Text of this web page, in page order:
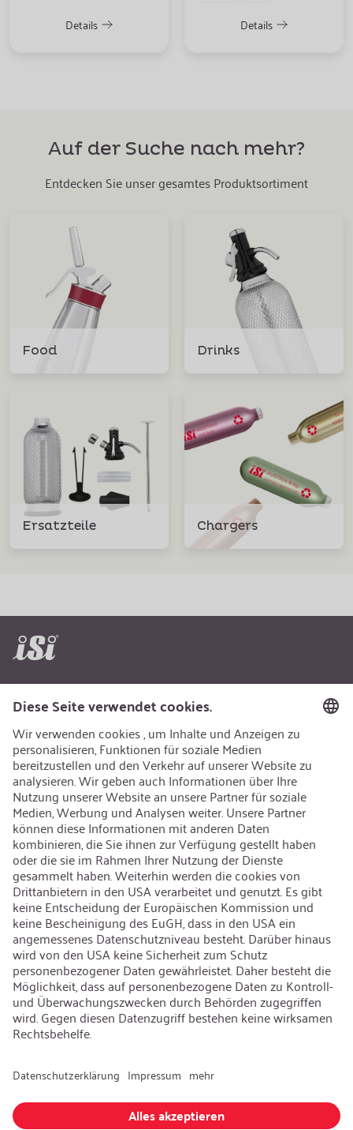
Details
Details
Auf der Suche nach mehr?
Entdecken Sie unser gesamtes Produktsortiment
Food Drinks
Ersatzteile Chargers
AEB/CoC
Nachhaltigkeit
Recycling
Nachhaltigkeit
Karriere
Offene Jobs
Kontakt
iSi Group
Produktkatalog
Garantieerweiterung
Unternehmenspolitik
Hinweisgebersystem
Code of Conduct
Besuchen Sie uns auch auf: